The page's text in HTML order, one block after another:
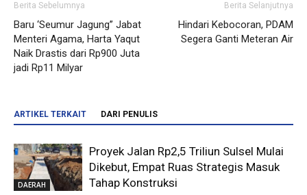
Berita Sebelumnya
Baru ‘Seumur Jagung” Jabat
Menteri Agama, Harta Yaqut
Naik Drastis dari Rp900 Juta
jadi Rp11 Milyar
Berita Selanjutnya
Hindari Kebocoran, PDAM
Segera Ganti Meteran Air
ARTIKEL TERKAIT DARI PENULIS
DAERAH
Proyek Jalan Rp2,5 Triliun Sulsel Mulai
Dikebut, Empat Ruas Strategis Masuk
Tahap Konstruksi